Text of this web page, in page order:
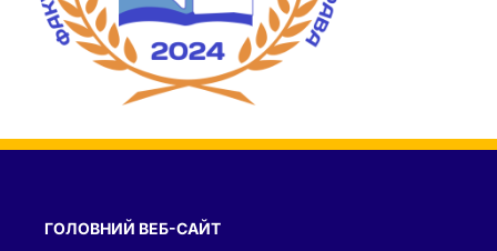
ГОЛОВНИЙ ВЕБ-САЙТ